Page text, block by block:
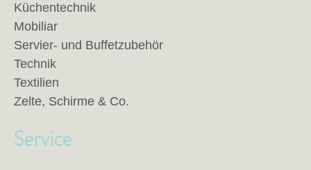
Küchentechnik
Mobiliar
Servier- und Buffetzubehör
Technik
Textilien
Zelte, Schirme & Co.
Service